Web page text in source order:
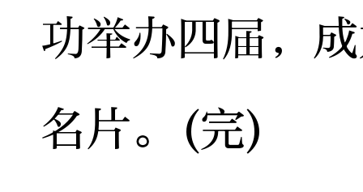
功举办四届，
名片。(完)